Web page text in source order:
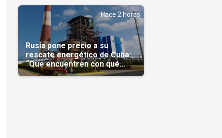
Hace 2 horas
Rusia pone precio a su
rescate energético de Cuba:
“Que encuentren con qué
pagarnos”